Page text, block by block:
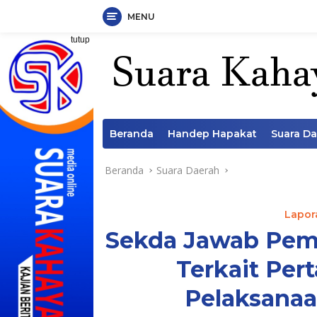
Langsung
konten
MENU
tutup
Beranda Handep Hapakat Suara
Beranda Suara Daerah
Sekda Jawab
Terkait